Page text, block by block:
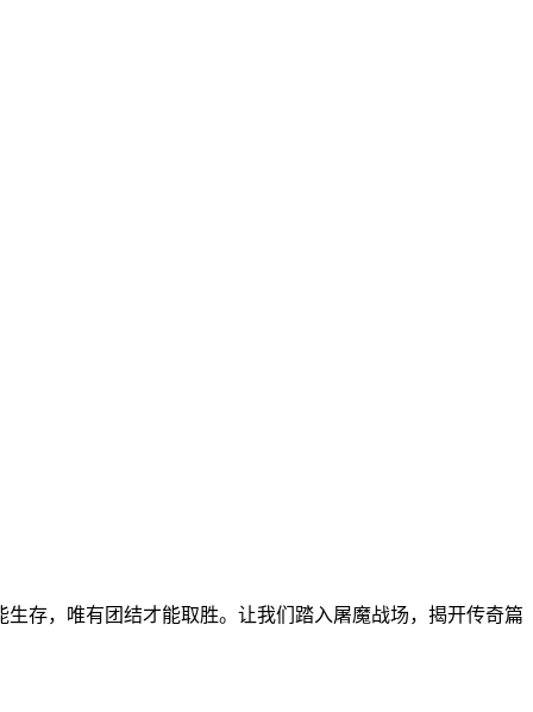
存，唯有团结才能取胜。让我们踏入屠魔战场，揭开传奇篇